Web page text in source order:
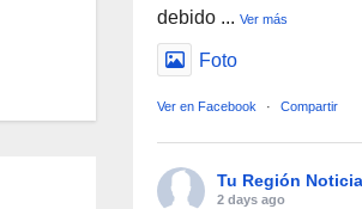
debido ... Ver más
Foto
Ver en Facebook · Compartir
Tu Región
2 days ago